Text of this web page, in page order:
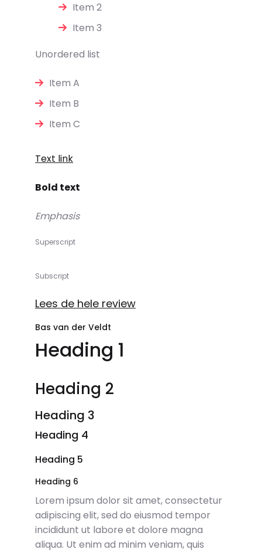
Item 2
Item 3
Unordered list
Item A
Item B
Item C
Text link
Bold text
Emphasis
Superscript
Subscript
Lees de hele review
Bas van der Veldt
Heading 1
Heading 2
Heading 3
Heading 4
Heading 5
Heading 6
Lorem ipsum dolor sit amet, consectetur
adipiscing elit, sed do eiusmod tempor
incididunt ut labore et dolore magna
aliqua. Ut enim ad minim veniam, quis